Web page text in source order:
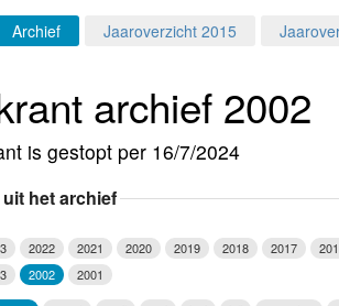
Alle dagen
dag
Maandag
LOK Live
Actueel Lokaal
Kabelkrant
Archief Jaaroverzicht 2015
archief 2002
is gestopt per 16/7/2024
het archief
2022 2021 2020 2019 2018 2017
2002
2001